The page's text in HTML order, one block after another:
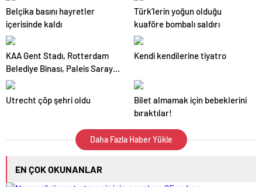
Belçika basını hayretler
içerisinde kaldı
Türk’lerin yoğun olduğu
kuaföre bombalı saldırı
KAA Gent Stadı, Rotterdam
Belediye Binası, Paleis Sarayı
Amsterdam
Kendi kendilerine tiyatro
Utrecht çöp şehri oldu
Bilet almamak için bebeklerini
bıraktılar!
Daha Fazla Haber Yükle
EN ÇOK OKUNANLAR